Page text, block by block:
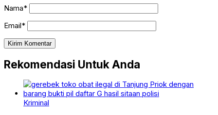
Nama*
Email*
Rekomendasi Untuk Anda
Kriminal